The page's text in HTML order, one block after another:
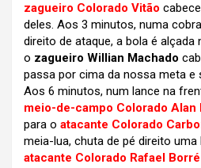
zagueiro Colorado Vitão
deles. Aos 3 minutos, numa
direito de ataque, a bola é alçada
o zagueiro Willian Machado
passa por cima da nossa meta e
Aos 6 minutos, num lance na
meio-de-campo Colorado Alan
para o atacante Colorado
meia-lua, chuta de pé direito uma
atacante Colorado Rafael Borré